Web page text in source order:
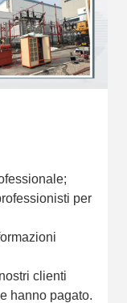
per
clienti
hanno pagato.